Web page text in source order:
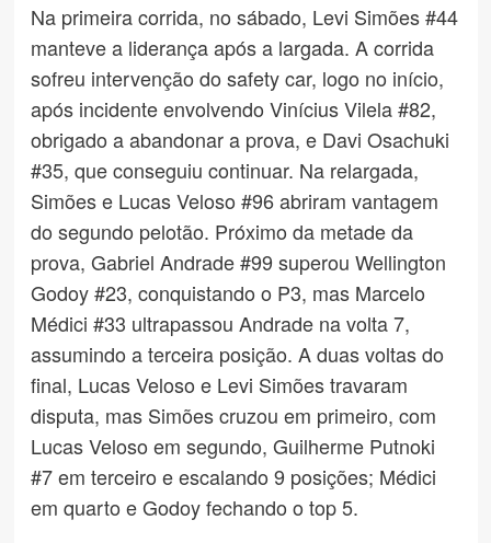
Na primeira corrida, no sábado, Levi Simões #44
manteve a liderança após a largada. A corrida
sofreu intervenção do safety car, logo no início,
após incidente envolvendo Vinícius Vilela #82,
obrigado a abandonar a prova, e Davi Osachuki
#35, que conseguiu continuar. Na relargada,
Simões e Lucas Veloso #96 abriram vantagem
do segundo pelotão. Próximo da metade da
prova, Gabriel Andrade #99 superou Wellington
Godoy #23, conquistando o P3, mas Marcelo
Médici #33 ultrapassou Andrade na volta 7,
assumindo a terceira posição. A duas voltas do
final, Lucas Veloso e Levi Simões travaram
disputa, mas Simões cruzou em primeiro, com
Lucas Veloso em segundo, Guilherme Putnoki
#7 em terceiro e escalando 9 posições; Médici
em quarto e Godoy fechando o top 5.